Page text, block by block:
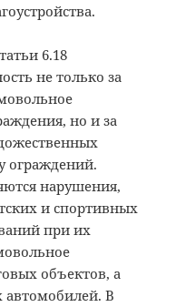
6.18
не только за
но и за
ограждений.
нарушения,
и спортивных
при их
объектов, а
автомобилей. В